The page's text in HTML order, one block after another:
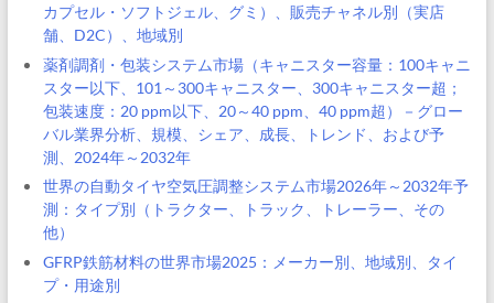
カプセル・ソフトジェル、グミ）、販売チャネル別（実店
舗、D2C）、地域別
薬剤調剤・包装システム市場（キャニスター容量：100キャニ
スター以下、101～300キャニスター、300キャニスター超；
包装速度：20 ppm以下、20～40 ppm、40 ppm超）－グロー
バル業界分析、規模、シェア、成長、トレンド、および予
測、2024年～2032年
世界の自動タイヤ空気圧調整システム市場2026年～2032年予
測：タイプ別（トラクター、トラック、トレーラー、その
他）
GFRP鉄筋材料の世界市場2025：メーカー別、地域別、タイ
プ・用途別